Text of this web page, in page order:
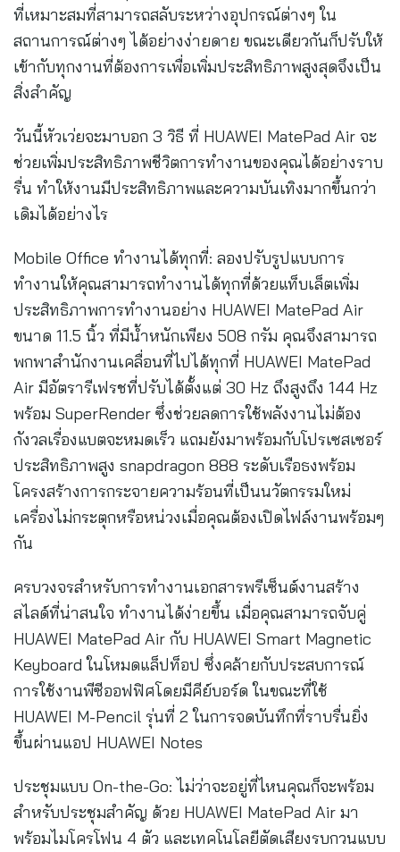
ที่เหมาะสมที่สามารถสลับระหว่างอุปกรณ์ต่างๆ ใน
สถานการณ์ต่างๆ ได้อย่างง่ายดาย ขณะเดียวกันก็ปรับให้
เข้ากับทุกงานที่ต้องการเพื่อเพิ่มประสิทธิภาพสูงสุดจึงเป็น
สิ่งสำคัญ
วันนี้หัวเว่ยจะมาบอก 3 วิธี ที่ HUAWEI MatePad Air จะ
ช่วยเพิ่มประสิทธิภาพชีวิตการทำงานของคุณได้อย่างราบ
รื่น ทำให้งานมีประสิทธิภาพและความบันเทิงมากขึ้นกว่า
เดิมได้อย่างไร
Mobile Office ทำงานได้ทุกที่: ลองปรับรูปแบบการ
ทำงานให้คุณสามารถทำงานได้ทุกที่ด้วยแท็บเล็ตเพิ่ม
ประสิทธิภาพการทำงานอย่าง HUAWEI MatePad Air
ขนาด 11.5 นิ้ว ที่มีน้ำหนักเพียง 508 กรัม คุณจึงสามารถ
พกพาสำนักงานเคลื่อนที่ไปได้ทุกที่ HUAWEI MatePad
Air มีอัตรารีเฟรชที่ปรับได้ตั้งแต่ 30 Hz ถึงสูงถึง 144 Hz
พร้อม SuperRender ซึ่งช่วยลดการใช้พลังงานไม่ต้อง
กังวลเรื่องแบตจะหมดเร็ว แถมยังมาพร้อมกับโปรเซสเซอร์
ประสิทธิภาพสูง snapdragon 888 ระดับเรือธงพร้อม
โครงสร้างการกระจายความร้อนที่เป็นนวัตกรรมใหม่
เครื่องไม่กระตุกหรือหน่วงเมื่อคุณต้องเปิดไฟล์งานพร้อมๆ
กัน
ครบวงจรสำหรับการทำงานเอกสารพรีเซ็นต์งานสร้าง
สไลด์ที่น่าสนใจ ทำงานได้ง่ายขึ้น เมื่อคุณสามารถจับคู่
HUAWEI MatePad Air กับ HUAWEI Smart Magnetic
Keyboard ในโหมดแล็ปท็อป ซึ่งคล้ายกับประสบการณ์
การใช้งานพีซีออฟฟิศโดยมีคีย์บอร์ด ในขณะที่ใช้
HUAWEI M-Pencil รุ่นที่ 2 ในการจดบันทึกที่ราบรื่นยิ่ง
ขึ้นผ่านแอป HUAWEI Notes
ประชุมแบบ On-the-Go: ไม่ว่าจะอยู่ที่ไหนคุณก็จะพร้อม
สำหรับประชุมสำคัญ ด้วย HUAWEI MatePad Air มา
พร้อมไมโครโฟน 4 ตัว และเทคโนโลยีตัดเสียงรบกวนแบบ